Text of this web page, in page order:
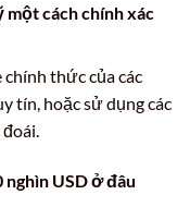
một cách chính xác
thức của các
tín, hoặc sử dụng các
nghìn USDở đâu